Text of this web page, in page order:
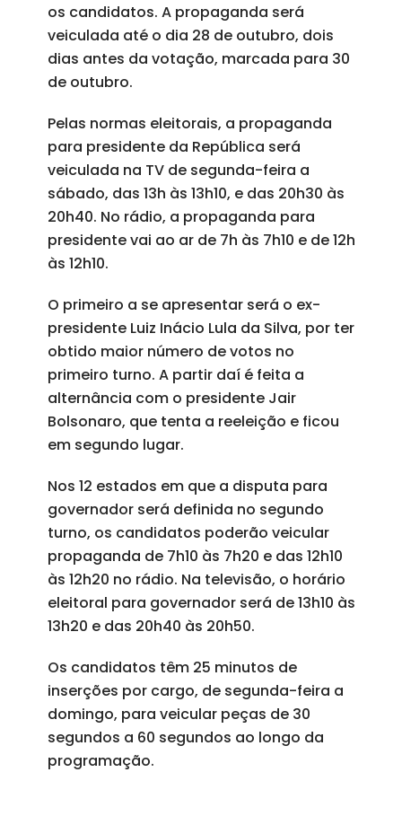
os candidatos. A propaganda será
veiculada até o dia 28 de outubro, dois
dias antes da votação, marcada para 30
de outubro.
Pelas normas eleitorais, a propaganda
para presidente da República será
veiculada na TV de segunda-feira a
sábado, das 13h às 13h10, e das 20h30 às
20h40. No rádio, a propaganda para
presidente vai ao ar de 7h às 7h10 e de 12h
às 12h10.
O primeiro a se apresentar será o ex-
presidente Luiz Inácio Lula da Silva, por ter
obtido maior número de votos no
primeiro turno. A partir daí é feita a
alternância com o presidente Jair
Bolsonaro, que tenta a reeleição e ficou
em segundo lugar.
Nos 12 estados em que a disputa para
governador será definida no segundo
turno, os candidatos poderão veicular
propaganda de 7h10 às 7h20 e das 12h10
às 12h20 no rádio. Na televisão, o horário
eleitoral para governador será de 13h10 às
13h20 e das 20h40 às 20h50.
Os candidatos têm 25 minutos de
inserções por cargo, de segunda-feira a
domingo, para veicular peças de 30
segundos a 60 segundos ao longo da
programação.